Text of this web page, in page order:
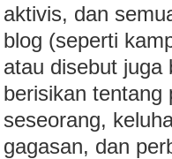
aktivis, dan
blog (seperti
atau disebut juga
berisikan tentang
seseorang,
gagasan, dan